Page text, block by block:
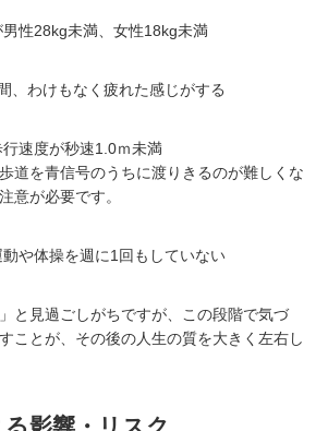
性28kg未満、女性18kg未満
、わけもなく疲れた感じがする
速度が秒速1.0ｍ未満
道を青信号のうちに渡りきるのが難しくな
意が必要です。
や体操を週に1回もしていない
と見過ごしがちですが、この段階で気づ
ことが、その後の人生の質を大きく左右し